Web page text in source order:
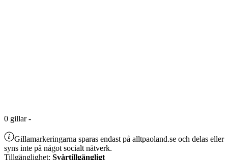
0 gillar-
Gillamarkeringarna sparas endast på alltpaoland.se och delas eller
syns inte på något socialt nätverk.
Tillgänglighet: Svårtillgängligt